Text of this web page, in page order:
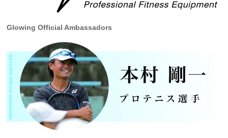
Glowing Official Ambassadors